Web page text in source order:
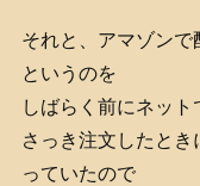
それと、アマゾンで
というのを
しばらく前にネット
さっき注文したと
っていたので